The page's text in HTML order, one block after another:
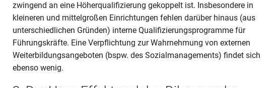
zwingend an eine Höherqualifizierung gekoppelt ist. Insbesondere in
kleineren und mittelgroßen Einrichtungen fehlen darüber hinaus (aus
unterschiedlichen Gründen) interne Qualifizierungsprogramme für
Führungskräfte. Eine Verpflichtung zur Wahrnehmung von externen
Weiterbildungsangeboten (bspw. des Sozialmanagements) findet sich
ebenso wenig.